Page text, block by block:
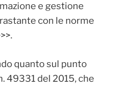
e gestione
con le norme
quanto sul punto
49331 del 2015, che